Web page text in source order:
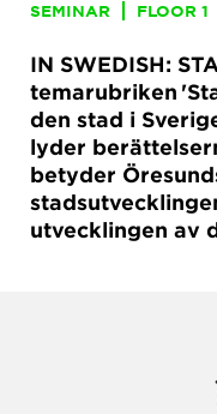
SEMINAR FLOOR 1
IN SWEDISH:
temarubriken
den stad i
lyder
betyder
utvecklingen av